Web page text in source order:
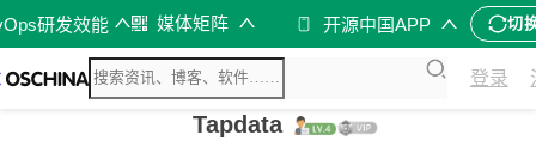
研发效能 媒体矩阵 开源中国APP 切
登录
Tapdata